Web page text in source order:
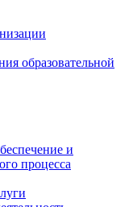
образовательной
и
процесса